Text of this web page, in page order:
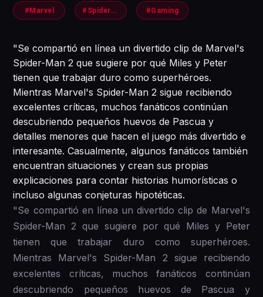
#Marvel #SpiderMan2 #Gaming
"Se compartió en línea un divertido clip de Marvel's
Spider-Man 2 que sugiere por qué Miles y Peter
tienen que trabajar duro como superhéroes.
Mientras Marvel's Spider-Man 2 sigue recibiendo
excelentes críticas, muchos fanáticos continúan
descubriendo pequeños huevos de Pascua y
detalles menores que hacen el juego más divertido e
interesante. Casualmente, algunos fanáticos también
encuentran situaciones y crean sus propias
explicaciones para contar historias humorísticas o
incluso algunas conjeturas hipotéticas.
"Se compartió en línea un divertido clip de Marvel's
Spider-Man 2 que sugiere por qué Miles y Peter
tienen que trabajar duro como superhéroes.
Mientras Marvel's Spider-Man 2 sigue recibiendo
excelentes críticas, muchos fanáticos continúan
descubriendo pequeños huevos de Pascua y